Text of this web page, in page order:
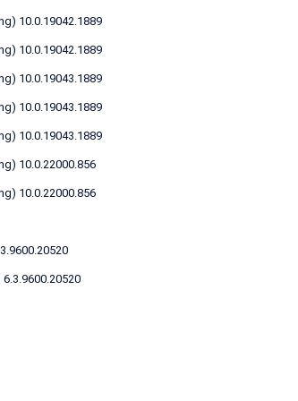
10.0.19042.1889
10.0.19042.1889
10.0.19043.1889
10.0.19043.1889
10.0.19043.1889
10.0.22000.856
10.0.22000.856